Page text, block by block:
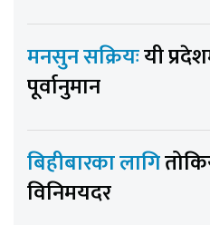
मनसुन सक्रियःयी
पूर्वानुमान
बिहीबारका लागि
विनिमयदर